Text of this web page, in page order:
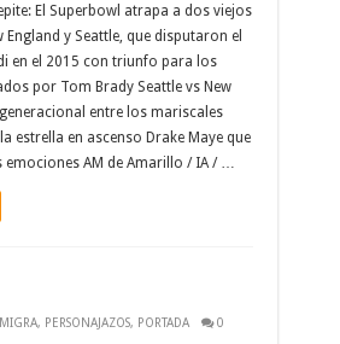
El Superbowl atrapa a dos viejos
y Seattle, que disputaron el
en el 2015 con triunfo para los
por Tom Brady Seattle vs New
entre los mariscales
estrella en ascenso Drake Maye que
emociones AM de Amarillo / IA / …
, PERSONAJAZOS, PORTADA 0